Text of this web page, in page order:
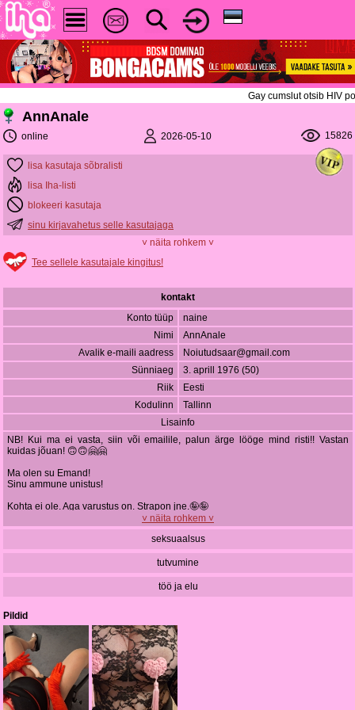
Gay cumslut otsib HIV
AnnAnale
online 2026-05-10 15826
lisa kasutaja sõbralisti
lisa Iha-listi
blokeeri kasutaja
sinu kirjavahetus selle kasutajaga
˅ näita rohkem ˅
Tee sellele kasutajale kingitus!
kontakt
Konto tüüp
naine
Nimi
AnnAnale
Avalik e-maili aadress
Noiutudsaar@gmail.com
Sünniaeg
3. aprill 1976 (50)
Riik
Eesti
Kodulinn
Tallinn
Lisainfo
NB! Kui ma ei vasta, siin või emailile, palun ärge lööge mind risti!! Vastan
kuidas jõuan! 🙃🙃🤗🤗
Ma olen su Emand!
Sinu ammune unistus!
Kohta ei ole. Aga varustus on. Strapon jne.🤪🤪
Lopsaka figuuriga. Suure rinnaga.
Kui sa kirjutad emaili, palun, anna teada, kes sa ihas oled ja mis sa tahad! Ma
ei viitsi ühesõnalisi kirju vahetada. Hoiame, palun, aega kokku! 🙃
˅ näita rohkem ˅
seksuaalsus
tutvumine
töö ja elu
Pildid